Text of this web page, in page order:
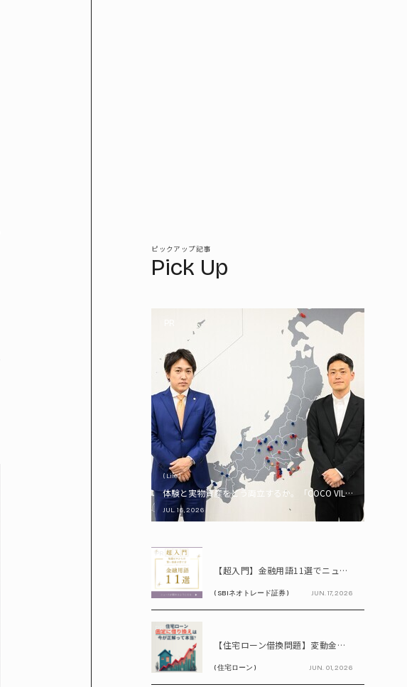
ピックアップ記事
Pick Up
( Life )
体験と実物資産をどう両立するか。「COCO VILLA Owners」
JUL. 16, 2026
PR
【超入門】金融用語11選でニュースが読める！ 知識ゼロからの賢い資産の育て方
( SBIネオトレード証券 ) JUN. 17, 2026
PR
【住宅ローン借換問題】変動金利が上昇中!! 固定に借り換えるなら今が正解って本当? シミュレーションで比較してみよう
( 住宅ローン ) JUN. 01, 2026